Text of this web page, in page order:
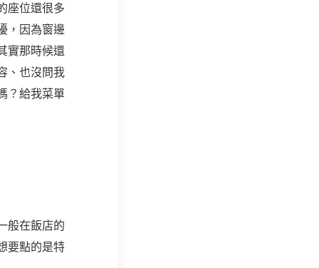
座位還很多
，因為窗邊
實那時候還
、也沒問我
？給我菜單
般在飯店的
要點的是特